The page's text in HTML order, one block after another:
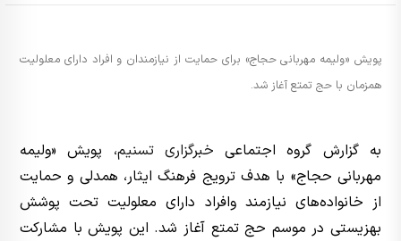
پویش «ولیمه مهربانی حجاج» برای حمایت از نیازمندان و افراد دارای معلولیت
همزمان با حج تمتع آغاز شد.
به گزارش گروه اجتماعی خبرگزاری تسنیم، پویش «ولیمه
مهربانی حجاج» با هدف ترویج فرهنگ ایثار، همدلی و حمایت
از خانواده‌های نیازمند وافراد دارای معلولیت تحت پوشش
بهزیستی در موسم حج تمتع آغاز شد. این پویش با مشارکت